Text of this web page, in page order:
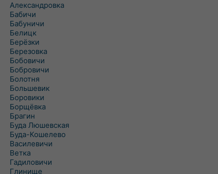
Александровка
Бабичи
Бабуничи
Белицк
Берёзки
Березовка
Бобовичи
Бобровичи
Болотня
Большевик
Боровики
Борщёвка
Брагин
Буда Люшевская
Буда-Кошелево
Василевичи
Ветка
Гадиловичи
Глинище